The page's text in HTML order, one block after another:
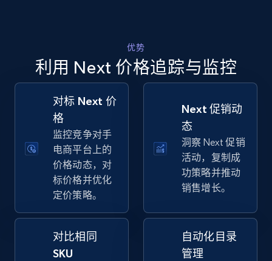
using specific category URL
URL, Final price, Sku, Currency, Gtin,
Specifications, Image urls, Top reviews, and
5.6K+ 立即开始
Walmart - products - Collects products by
specific keywords
URL, Final price, Sku, Currency, Gtin,
Specifications, Image urls, Top reviews, and
more.
优势
利用 Next 价格追踪与监控
对标 Next 价
格
监控竞争对手
电商平台上的
价格动态，对
标价格并优化
定价策略。
Next 促销动
态
洞察 Next 促销
活动，复制成
功策略并推动
销售增长。
对比相同
SKU
自动化目录
管理